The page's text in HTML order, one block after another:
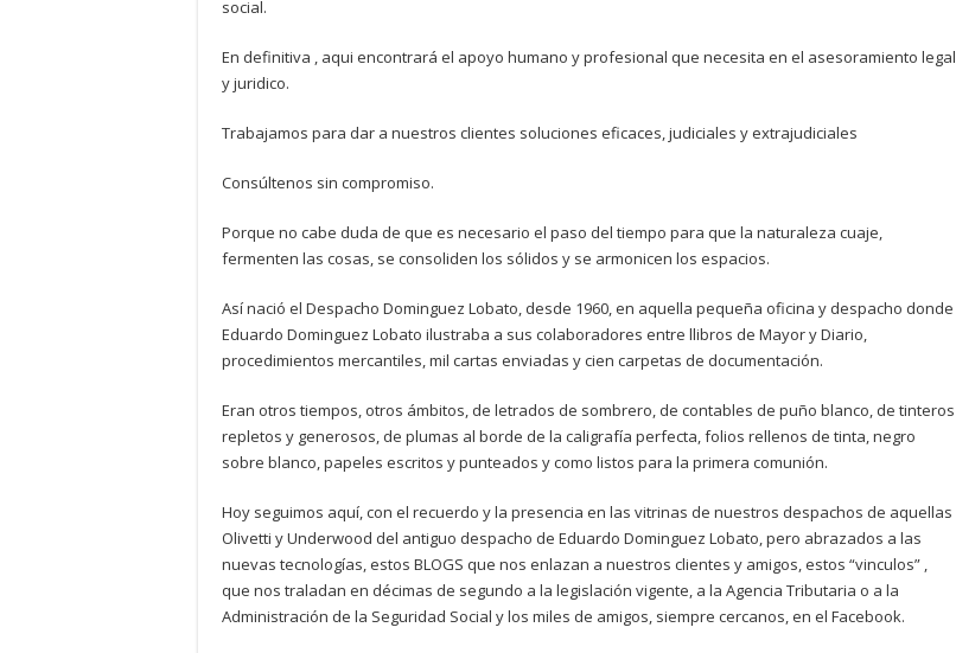
social.
En definitiva , aqui encontrará el apoyo humano y profesional que necesita en el asesoramiento legal
y juridico.
Trabajamos para dar a nuestros clientes soluciones eficaces, judiciales y extrajudiciales
Consúltenos sin compromiso.
Porque no cabe duda de que es necesario el paso del tiempo para que la naturaleza cuaje,
fermenten las cosas, se consoliden los sólidos y se armonicen los espacios.
Así nació el Despacho Dominguez Lobato, desde 1960, en aquella pequeña oficina y despacho donde
Eduardo Dominguez Lobato ilustraba a sus colaboradores entre llibros de Mayor y Diario,
procedimientos mercantiles, mil cartas enviadas y cien carpetas de documentación.
Eran otros tiempos, otros ámbitos, de letrados de sombrero, de contables de puño blanco, de tinteros
repletos y generosos, de plumas al borde de la caligrafía perfecta, folios rellenos de tinta, negro
sobre blanco, papeles escritos y punteados y como listos para la primera comunión.
Hoy seguimos aquí, con el recuerdo y la presencia en las vitrinas de nuestros despachos de aquellas
Olivetti y Underwood del antiguo despacho de Eduardo Dominguez Lobato, pero abrazados a las
nuevas tecnologías, estos BLOGS que nos enlazan a nuestros clientes y amigos, estos “vinculos” ,
que nos traladan en décimas de segundo a la legislación vigente, a la Agencia Tributaria o a la
Administración de la Seguridad Social y los miles de amigos, siempre cercanos, en el Facebook.